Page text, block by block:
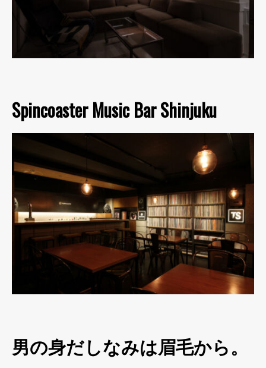
Spincoaster Music Bar Shinjuku
男の身だしなみは眉毛から。